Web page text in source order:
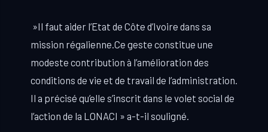
»Il faut aider l’Etat de Côte d’Ivoire dans sa
mission régalienne.Ce geste constitue une
modeste contribution à l’amélioration des
conditions de vie et de travail de l’administration.
Il a précisé qu’elle s’inscrit dans le volet social de
l’action de la LONACI » a-t-il souligné.